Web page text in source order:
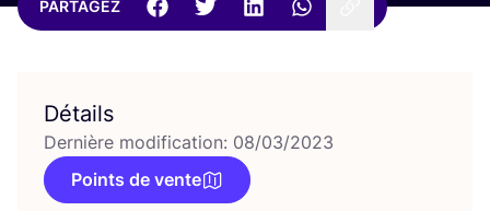
PARTAGEZ
Détails
Dernière modification: 08/03/2023
Points de vente